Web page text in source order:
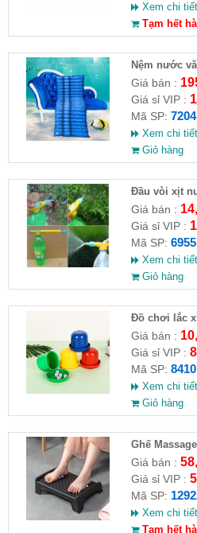
Xem chi tiết
Tạm hết
Nệm nước
Giá bán :
Giá sỉ VIP :
Mã SP: 7204
Xem chi tiết
Giỏ hàng
Đầu vòi xịt
Giá bán :
Giá sỉ VIP :
Mã SP: 6955
Xem chi tiết
Giỏ hàng
Đồ chơi lắc
Giá bán :
Giá sỉ VIP :
Mã SP: 8410
Xem chi tiết
Giỏ hàng
Ghế
Giá bán :
Giá sỉ VIP :
Mã SP:
Xem chi tiết
Tạm hết